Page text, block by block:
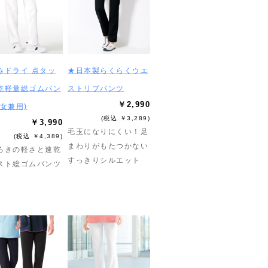
ライ 点タッ
軽量総ゴムパン
兼用)
￥3,990
(税込 ￥4,389)
きの軽さと速乾
ト総ゴムパンツ
★日本製らくらくウエ
ストリブパンツ
￥2,990
(税込 ￥3,289)
毛玉になりにくい！足
まわりがもたつかない
すっきりシルエット